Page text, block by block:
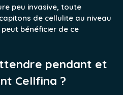
peu invasive, toute
de cellulite au niveau
bénéficier de ce
pendant et
Cellfina ?